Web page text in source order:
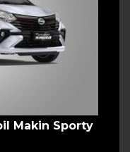
Makin Sporty